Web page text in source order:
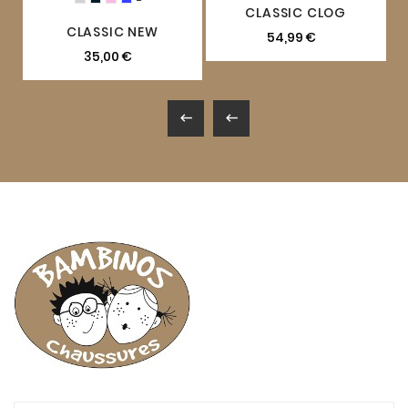
CLASSIC NEW
35,00 €
CLASSIC CLOG
54,99 €
 